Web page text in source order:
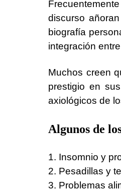
discurso
biografía
integración entre
Muchos creen
prestigio en
axiológicos de
Algunos de
1. Insomnio y
2. Pesadillas y
3. Problemas